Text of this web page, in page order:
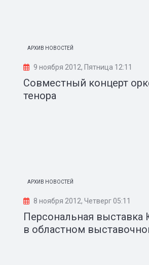
АРХИВ НОВОСТЕЙ
9 ноября 2012, Пятница 12:11
Совместный концерт
тенора
АРХИВ НОВОСТЕЙ
8 ноября 2012, Четверг 05:11
Персональная выставка
в областном